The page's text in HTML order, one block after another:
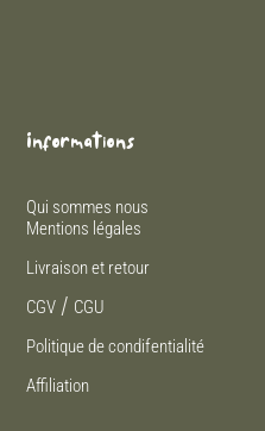
Informations
Qui sommes nous
Mentions légales
Livraison et retour
CGV / CGU
Politique de condifentialité
Affiliation